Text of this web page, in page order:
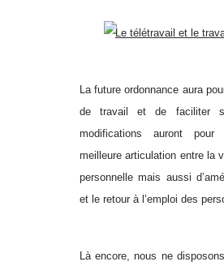
Le télétravail et le
La future ordonnance aura
de travail et de faciliter
modifications auront pour
meilleure articulation entre la
personnelle mais aussi
et le retour à l’emploi des
Là encore, nous ne